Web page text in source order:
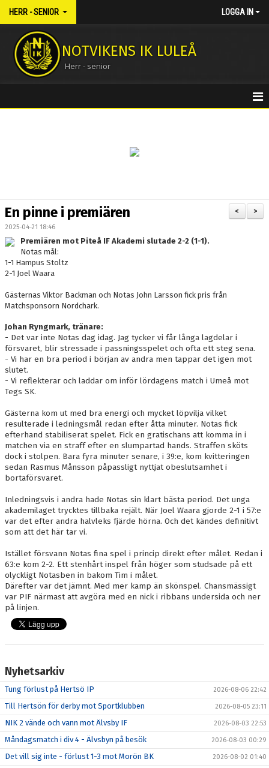
HERR - SENIOR LOGGA IN
NOTVIKENS IK LULEÅ
Herr - senior
TRUPPEN
BILDGALLERI
DOKUMENT
KONTAKT
SKYTTELIGOR
MATCHFAKTA
>
<
En pinne i premiären
2025-04-21 18:46
Premiären mot Piteå IF Akademi slutade 2-2 (1-1).
Notas mål:
1-1 Hampus Stoltz
2-1 Joel Waara
Gästernas Viktor Backman och Notas John Larsson fick pris från
Matchsponsorn Nordchark.
Johan Ryngmark, tränare:
- Det var inte Notas dag idag. Jag tycker vi får långa lagdelar i
försvaret, blir stressade i passningsspelet och ofta ett steg sena.
- Vi har en bra period i början av andra men tappar det igen mot
slutet.
- Vi reflekterar och laddar om inför lördagens match i Umeå mot
Tegs SK.
Gästerna kom ut med bra energi och mycket löpvilja vilket
resulterade i ledningsmål redan efter åtta minuter. Notas fick
efterhand stabiliserat spelet. Fick en gratischans att komma in i
matchen via en straff efter en slumpartad hands. Straffen sköts
dock i stolpen. Bara fyra minuter senare, i 39:e, kom kvitteringen
sedan Rasmus Månsson påpassligt nyttjat obeslutsamhet i
bortaförsvaret.
Inledningsvis i andra hade Notas sin klart bästa period. Det unga
akademilaget trycktes tillbaka rejält. När Joel Waara gjorde 2-1 i 57:e
var det efter andra halvleks fjärde hörna. Och det kändes definitivt
som att det här tar vi.
Istället försvann Notas fina spel i princip direkt efter målet. Redan i
63:e kom 2-2. Ett stenhårt inspel från höger som studsade på ett
olyckligt Notasben in bakom Tim i målet.
Därefter var det jämnt. Med mer kamp än skönspel. Chansmässigt
var PIF närmast att avgöra med en nick i ribbans undersida och ner
på linjen.
Nyhetsarkiv
Tung förlust på Hertsö IP 2026-08-06 22:42
Till Hertsön för derby mot Sportklubben 2026-08-05 23:11
NIK 2 vände och vann mot Älvsby IF 2026-08-03 22:53
Måndagsmatch i div 4 - Älvsbyn på besök 2026-08-03 00:29
Det vill sig inte - förlust 1-3 mot Morön BK 2026-08-02 01:40